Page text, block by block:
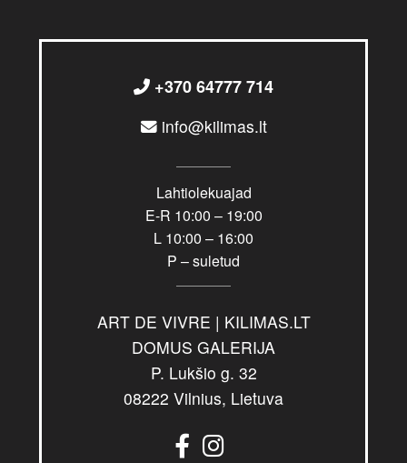
+370 64777 714
info@kilimas.lt
Lahtiolekuajad
E-R 10:00 – 19:00
L 10:00 – 16:00
P – suletud
ART DE VIVRE | KILIMAS.LT
DOMUS GALERIJA
P. Lukšio g. 32
08222 Vilnius, Lietuva